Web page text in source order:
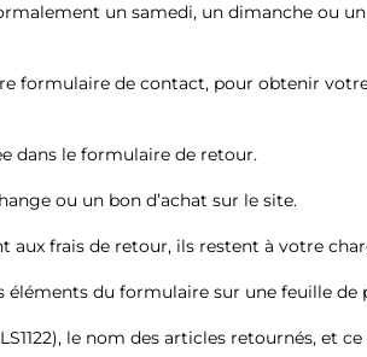
un samedi, un dimanche ou
formulaire de contact, pour obtenir
dans le formulaire de retour.
ou un bon d’achat sur le site.
aux frais de retour, ils restent à votre
du formulaire sur une feuille
le nom des articles retournés, et